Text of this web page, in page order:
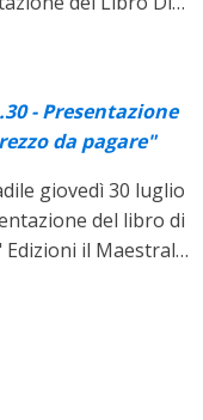
il Maestrale
Piras
- Presentazione
da pagare"
giovedì 30 luglio
del libro di
il Maestrale
Piredda